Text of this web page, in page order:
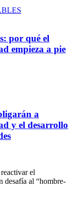
por qué el
empieza a pie
a
y el desarrollo
el
desafía al “hombre-